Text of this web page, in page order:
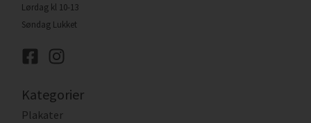
Lørdag kl 10-13
Søndag Lukket
Kategorier
Plakater